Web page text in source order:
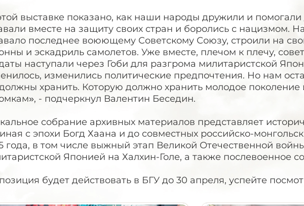
выставке показано, как наши народы дружили и помогали
вместе на защиту своих стран и боролись с нацизмом.
последнее воюющему Советскому Союзу, строили на
и эскадриль самолетов. Уже вместе, плечом к плечу,
наступали через Гоби для разгрома милитаристской
изменились политические предпочтения. Но нам
хранить. Которую должно хранить молодое поколение
- подчеркнул Валентин Беседин.
собрание архивных материалов представляет
с эпохи Богд Хаана и до совместных российско-
года, в том числе выжный этап Великой Отечественной
Японией на Халхин-Голе, а также послевоенное
будет действовать в БГУ до 30 апреля, успейте